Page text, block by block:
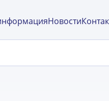
Новости